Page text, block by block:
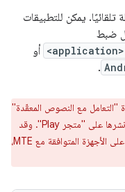
تلقائيًا. يمكن للتطبيقات
<application> أو
.
"التعامل مع النصوص المعقّدة"
بشكل كامل على جهاز متوافق مع هذه الميزة قبل نشرها على "متجر Play". وقد
يؤدي عدم إجراء ذلك إلى رصد أخطاء فادحة فقط على الأجهزة المتوافقة مع MTE،